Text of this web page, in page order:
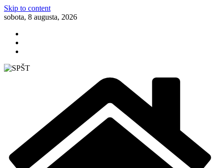
Skip to content
sobota, 8 augusta, 2026